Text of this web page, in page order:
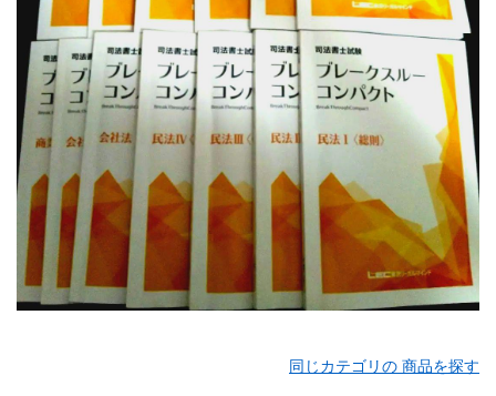
同じカテゴリの 商品を探す